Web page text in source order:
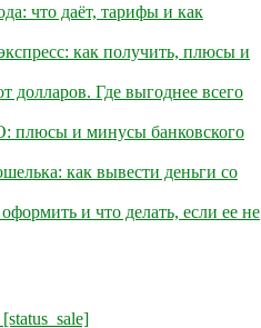
что даёт, тарифы и как
как получить, плюсы и
долларов. Где выгоднее всего
плюсы и минусы банковского
как вывести деньги со
и что делать, если ее не